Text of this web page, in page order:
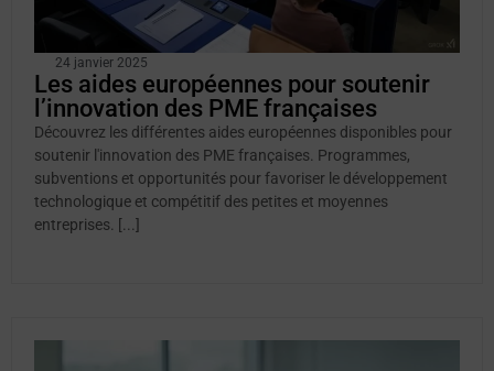
24 janvier 2025
Les aides européennes pour soutenir
l’innovation des PME françaises
Découvrez les différentes aides européennes disponibles pour
soutenir l'innovation des PME françaises. Programmes,
subventions et opportunités pour favoriser le développement
technologique et compétitif des petites et moyennes
entreprises. [...]